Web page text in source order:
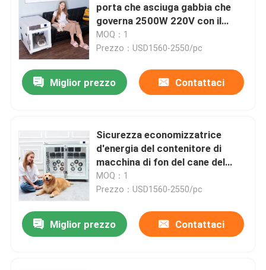
porta che asciuga gabbia che
governa 2500W 220V con il
sistema di raccolta polvere
MOQ：1
Prezzo：USD1560-2550/pc
Miglior prezzo Contattaci
Sicurezza economizzatrice
d'energia del contenitore di
macchina di fon del cane del
salone per il grande cane
MOQ：1
Prezzo：USD1560-2550/pc
Miglior prezzo Contattaci